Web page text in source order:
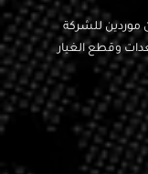
موردين للشركة
وقطع الغيار